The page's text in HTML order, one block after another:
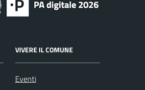
VIVERE IL COMUNE
Eventi